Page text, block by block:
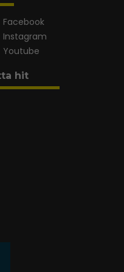
Facebook
Instagram
Youtube
hit